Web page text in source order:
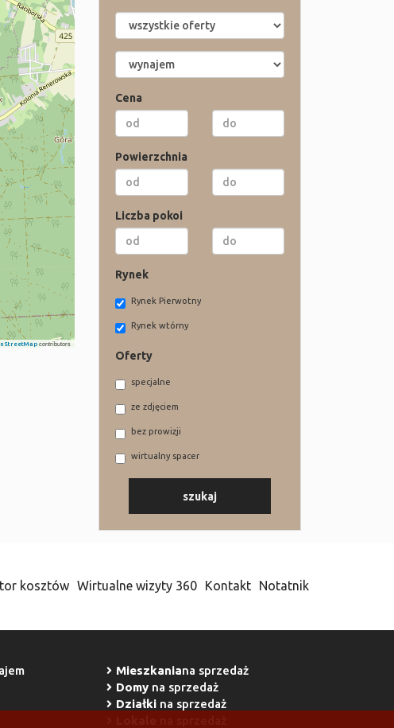
contributors
Cena
Powierzchnia
Liczba pokoi
Rynek
Rynek Pierwotny
Rynek wtórny
Oferty
specjalne
ze zdjęciem
bez prowizji
wirtualny spacer
kosztów Wirtualne wizyty 360 Kontakt Notatnik
Mieszkaniana sprzedaż
Domy na sprzedaż
Działki na sprzedaż